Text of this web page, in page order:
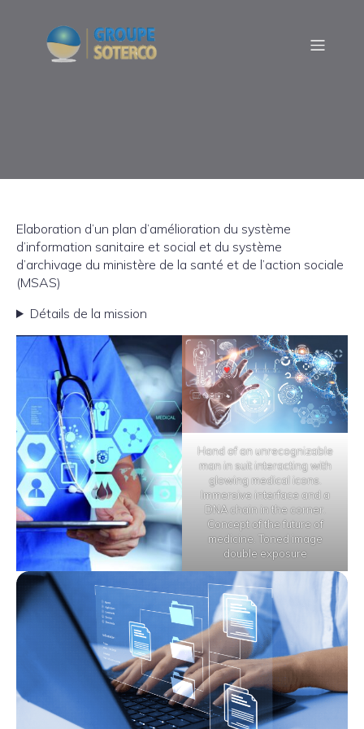
Elaboration d’un plan d’amélioration du système
d’information sanitaire et social et du système
d’archivage du ministère de la santé et de l’action sociale
(MSAS)
Détails de la mission
Hand of an unrecognizable
man in suit interacting with
glowing medical icons.
Immersive interface and a
DNA chain in the corner.
Concept of the future of
medicine. Toned image
double exposure